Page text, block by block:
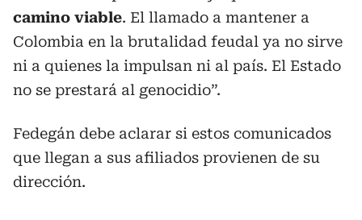
camino viable. El llamado a mantener a
Colombia en la brutalidad feudal ya no sirve
ni a quienes la impulsan ni al país. El Estado
no se prestará al genocidio”.
Fedegán debe aclarar si estos comunicados
que llegan a sus afiliados provienen de su
dirección.